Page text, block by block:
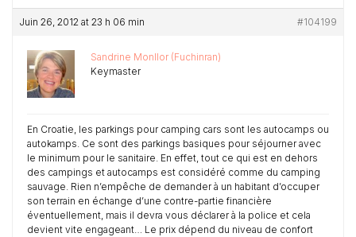
Juin 26, 2012 at 23 h 06 min #104199
Sandrine Monllor (Fuchinran)
Keymaster
En Croatie, les parkings pour camping cars sont les autocamps ou
autokamps. Ce sont des parkings basiques pour séjourner avec
le minimum pour le sanitaire. En effet, tout ce qui est en dehors
des campings et autocamps est considéré comme du camping
sauvage. Rien n’empêche de demander à un habitant d’occuper
son terrain en échange d’une contre-partie financière
éventuellement, mais il devra vous déclarer à la police et cela
devient vite engageant… Le prix dépend du niveau de confort